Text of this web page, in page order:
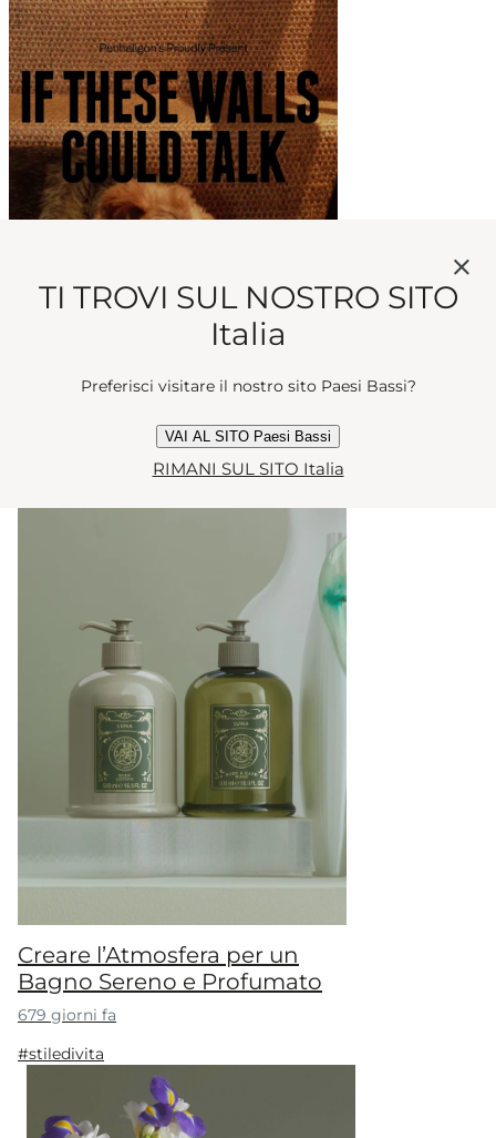
Se queste mura potessero
Creare l’Atmosfera per un
Bagno Sereno e Profumato
679 giorni fa
#stiledivita
TI TROVI SUL NOSTRO SITO
Italia
Preferisci visitare il nostro sito Paesi Bassi?
VAI AL SITO Paesi Bassi
RIMANI SUL SITO Italia